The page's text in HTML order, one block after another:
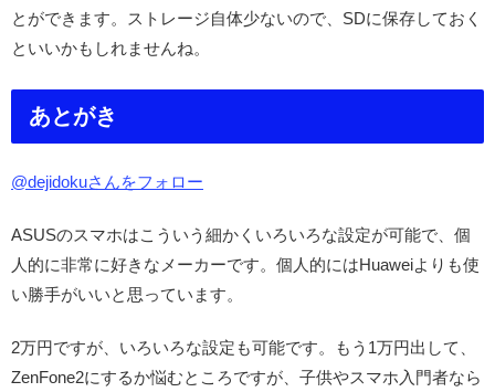
とができます。ストレージ自体少ないので、SDに保存しておく
といいかもしれませんね。
あとがき
@dejidokuさんをフォロー
ASUSのスマホはこういう細かくいろいろな設定が可能で、個
人的に非常に好きなメーカーです。個人的にはHuaweiよりも使
い勝手がいいと思っています。
2万円ですが、いろいろな設定も可能です。もう1万円出して、
ZenFone2にするか悩むところですが、子供やスマホ入門者なら